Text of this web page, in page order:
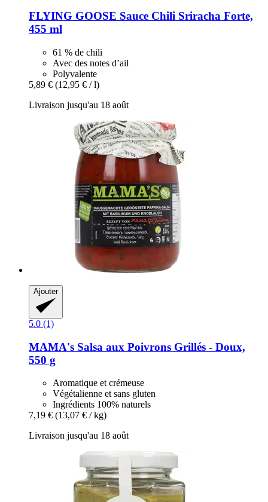
FLYING GOOSE Sauce Chili Sriracha Forte,
455 ml
61 % de chili
Avec des notes d’ail
Polyvalente
5,89 € (12,95 € / l)
Livraison jusqu'au 18 août
Ajouter
5.0 (1)
MAMA's Salsa aux Poivrons Grillés -​ Doux,
550 g
Aromatique et crémeuse
Végétalienne et sans gluten
Ingrédients 100% naturels
7,19 € (13,07 € / kg)
Livraison jusqu'au 18 août